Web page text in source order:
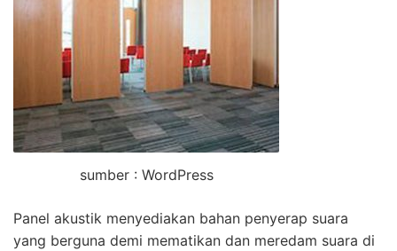
sumber : WordPress
Panel akustik menyediakan bahan penyerap suara
yang berguna demi mematikan dan meredam suara di